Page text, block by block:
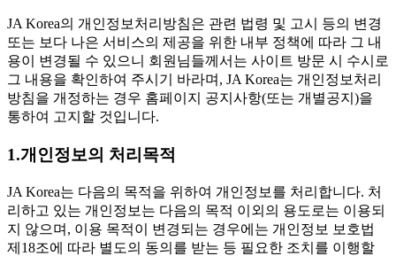
JA Korea의 개인정보처리방침은 관련 법령 및 고시 등의 변경
또는 보다 나은 서비스의 제공을 위한 내부 정책에 따라 그 내
용이 변경될 수 있으니 회원님들께서는 사이트 방문 시 수시로
그 내용을 확인하여 주시기 바라며, JA Korea는 개인정보처리
방침을 개정하는 경우 홈페이지 공지사항(또는 개별공지)을
통하여 고지할 것입니다.
1.개인정보의 처리목적
JA Korea는 다음의 목적을 위하여 개인정보를 처리합니다. 처
리하고 있는 개인정보는 다음의 목적 이외의 용도로는 이용되
지 않으며, 이용 목적이 변경되는 경우에는 개인정보 보호법
제18조에 따라 별도의 동의를 받는 등 필요한 조치를 이행할